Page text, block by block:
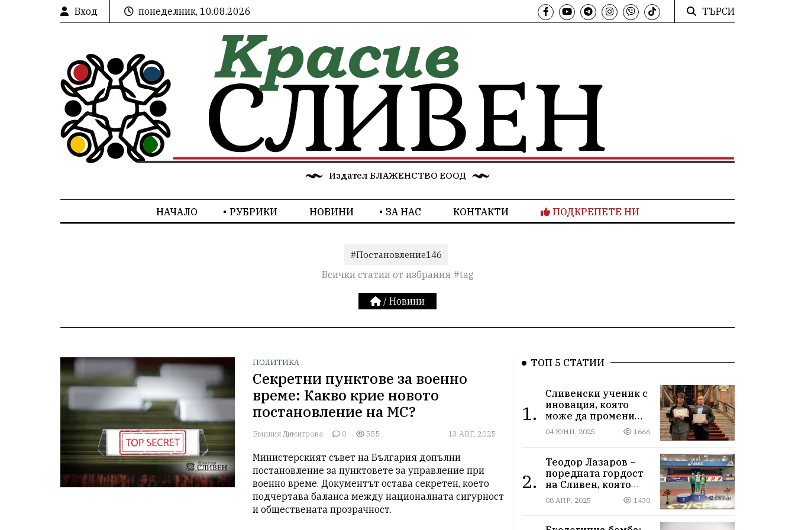
Вход понеделник, 10.08.2026 ТЪРСИ
Издател БЛАЖЕНСТВО ЕООД
НАЧАЛО РУБРИКИ НОВИНИ ЗА НАС КОНТАКТИ ПОДКРЕПЕТЕ НИ
#Постановление146
Всички статии от избрания #tag
/ Новини
ПОЛИТИКА
Секретни пунктове за военно
време: Какво крие новото
постановление на МС?
Емилия Димитрова 0 555 13 АВГ, 2025
Министерският съвет на България допълни
постановление за пунктовете за управление при
военно време. Документът остава секретен, което
подчертава баланса между националната сигурност
и обществената прозрачност.
ТОП 5 СТАТИИ
1.
Сливенски ученик с
иновация, която
може да промени
света!
04 ЮНИ, 2025 1666
2.
Теодор Лазаров –
поредната гордост
на Сливен, която
лети към бъдещето
08 АПР, 2025 1430